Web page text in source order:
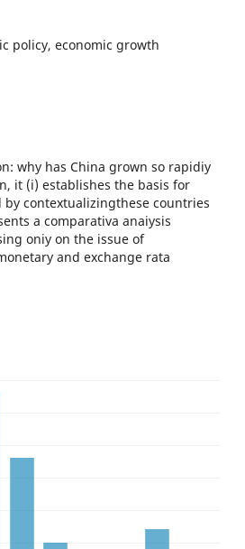
policy, economic growth
why has China grown so rapidiy
it (i) establishes the basis for
contextualizingthese countries
a comparativa anaiysis
oniy on the issue of
and exchange rata